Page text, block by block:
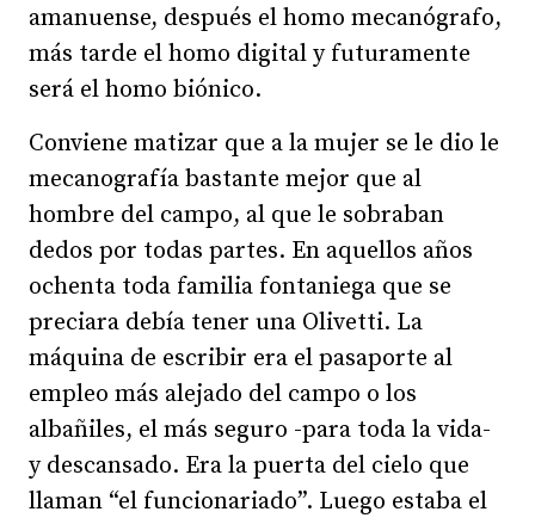
amanuense, después el homo mecanógrafo,
más tarde el homo digital y futuramente
será el homo biónico.
Conviene matizar que a la mujer se le dio le
mecanografía bastante mejor que al
hombre del campo, al que le sobraban
dedos por todas partes. En aquellos años
ochenta toda familia fontaniega que se
preciara debía tener una Olivetti. La
máquina de escribir era el pasaporte al
empleo más alejado del campo o los
albañiles, el más seguro -para toda la vida-
y descansado. Era la puerta del cielo que
llaman “el funcionariado”. Luego estaba el